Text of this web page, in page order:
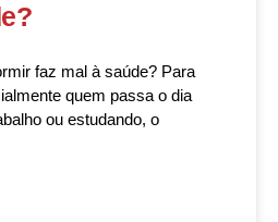
faz mal à saúde? Para
quem passa o dia
ou estudando, o